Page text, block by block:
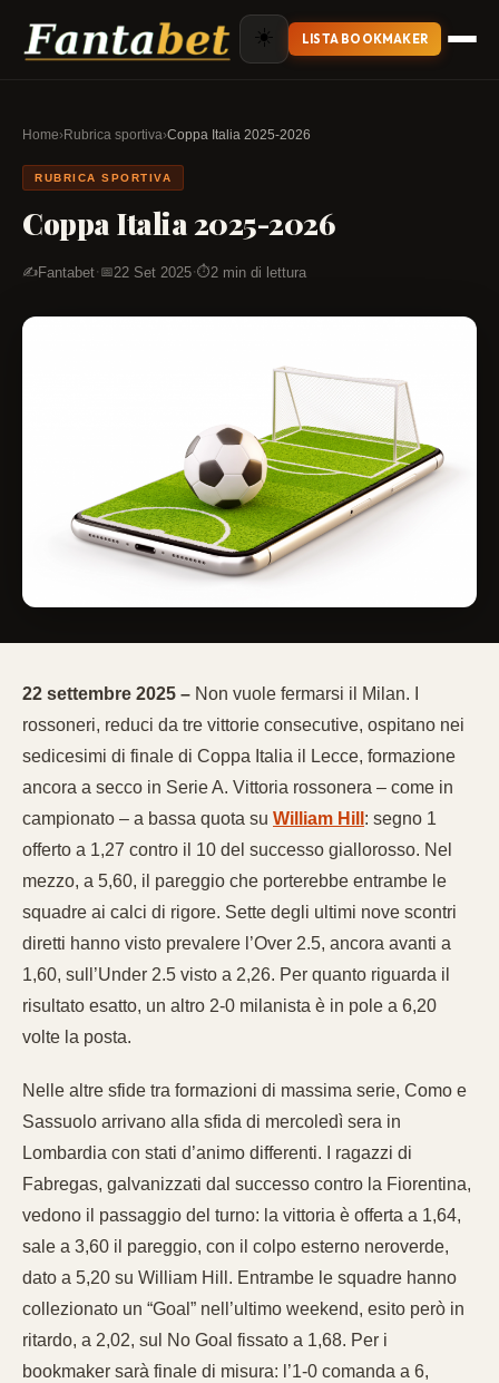
☀️ LISTA BOOKMAKER
Home›Rubrica sportiva›Coppa Italia 2025-2026
RUBRICA SPORTIVA
Coppa Italia 2025-2026
✍️Fantabet· 📅22 Set 2025·⏱️2 min di lettura
22 settembre 2025 – Non vuole fermarsi il Milan. I
rossoneri, reduci da tre vittorie consecutive, ospitano nei
sedicesimi di finale di Coppa Italia il Lecce, formazione
ancora a secco in Serie A. Vittoria rossonera – come in
campionato – a bassa quota su William Hill : segno 1
offerto a 1,27 contro il 10 del successo giallorosso. Nel
mezzo, a 5,60, il pareggio che porterebbe entrambe le
squadre ai calci di rigore. Sette degli ultimi nove scontri
diretti hanno visto prevalere l’Over 2.5, ancora avanti a
1,60, sull’Under 2.5 visto a 2,26. Per quanto riguarda il
risultato esatto, un altro 2-0 milanista è in pole a 6,20
volte la posta.
Nelle altre sfide tra formazioni di massima serie, Como e
Sassuolo arrivano alla sfida di mercoledì sera in
Lombardia con stati d’animo differenti. I ragazzi di
Fabregas, galvanizzati dal successo contro la Fiorentina,
vedono il passaggio del turno: la vittoria è offerta a 1,64,
sale a 3,60 il pareggio, con il colpo esterno neroverde,
dato a 5,20 su William Hill. Entrambe le squadre hanno
collezionato un “Goal” nell’ultimo weekend, esito però in
ritardo, a 2,02, sul No Goal fissato a 1,68. Per i
bookmaker sarà finale di misura: l’1-0 comanda a 6,